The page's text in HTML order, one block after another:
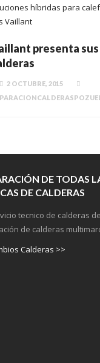
presenta
2 OCTUBRE, 2015
DE TODAS
DE CALDERAS
Calderas >>